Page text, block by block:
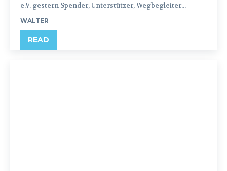
e.V. gestern Spender, Unterstützer, Wegbegleiter...
WALTER
READ